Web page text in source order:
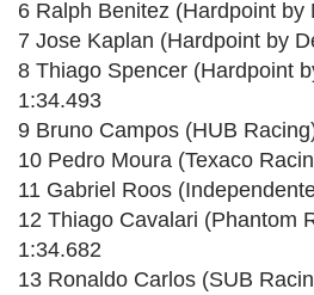
6 Ralph Benitez (Hardpoint by
7 Jose Kaplan (Hardpoint by
8 Thiago Spencer (Hardpoint
1:34.493
9 Bruno Campos (HUB
10 Pedro Moura (Texaco
11 Gabriel Roos
12 Thiago Cavalari (Phantom
1:34.682
13 Ronaldo Carlos (SUB